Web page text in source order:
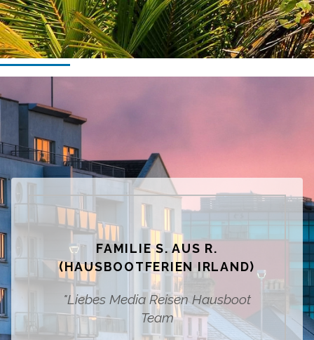
FAMILIE S. AUS R.
(HAUSBOOTFERIEN IRLAND)
"Liebes Media Reisen Hausboot
Team